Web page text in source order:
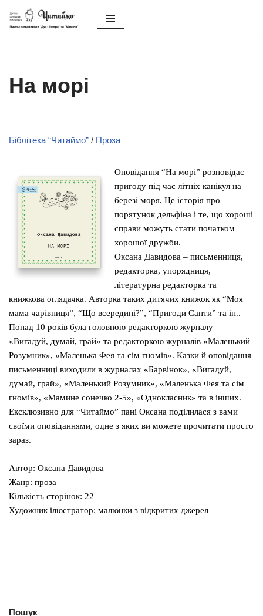
Перейти
На морі
Біблітека “Читаймо” / Проза
Оповідання “На морі” розповідає
пригоду під час літніх канікул на
березі моря. Це історія про
порятунок дельфіна і те, що хороші
справи можуть стати початком
хорошої дружби.
Оксана Давидова – письменниця,
редакторка, упорядниця,
літературна редакторка та
книжкова оглядачка. Авторка таких дитячих книжок як “Моя
мама чарівниця”, “Що всередині?”, “Пригоди Санти” та ін..
Понад 10 років була головною редакторкою журналу
«Вигадуй, думай, грай» та редакторкою журналів «Маленький
Розумник», «Маленька Фея та сім гномів». Казки й оповідання
письменниці виходили в журналах «Барвінок», «Вигадуй,
думай, грай», «Маленький Розумник», «Маленька Фея та сім
гномів», «Мамине сонечко 2-5», «Однокласник» та в інших.
Ексклюзивно для “Читаймо” пані Оксана поділилася з вами
своїми оповіданнями, одне з яких ви можете прочитати просто
зараз.
Автор: Оксана Давидова
Жанр: проза
Кількість сторінок: 22
Художник ілюстратор: малюнки з відкритих джерел
Пошук